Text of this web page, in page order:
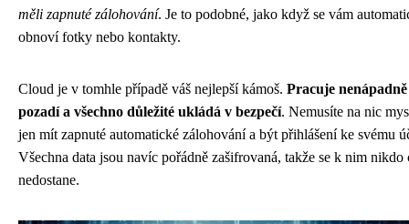
měli zapnuté zálohování. Je to podobné, jako když se vám
obnoví fotky nebo kontakty.
Cloud je v tomhle případě váš nejlepší kámoš. Pracuje
pozadí a všechno důležité ukládá v bezpečí. Nemusíte na nic
jen mít zapnuté automatické zálohování a být přihlášení ke svému
Všechna data jsou navíc pořádně zašifrovaná, takže se k nim nikdo
nedostane.